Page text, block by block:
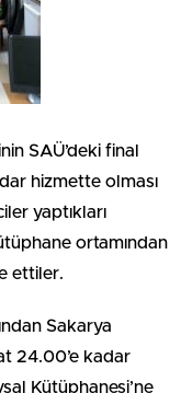
SAÜ’deki final
hizmette olması
yaptıkları
ortamından
ettiler.
Sakarya
24.00’e kadar
Kütüphanesi’ne